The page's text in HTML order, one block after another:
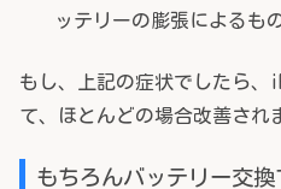
ッテリーの膨張によるもの
もし、上記の症状でしたら、
て、ほとんどの場合改善され
もちろんバッテリー交